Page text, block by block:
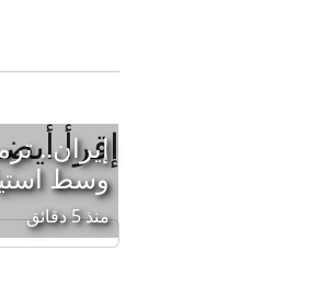
إقرأ
إيران..
وسط
منذ 5 دقائق